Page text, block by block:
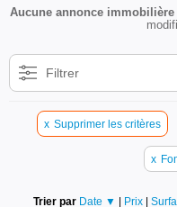
Aucune annonce immobilière
Filtrer
x Supprimer les critères
x
Trier par Date ▼ | Prix |